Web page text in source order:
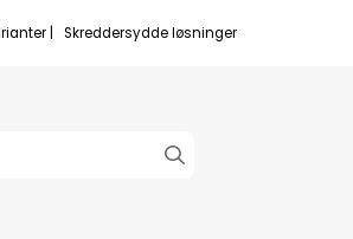
| Skreddersydde løsninger